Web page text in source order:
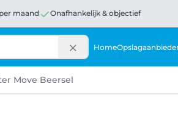
maand Onafhankelijk & objectief
Home
Move Beersel